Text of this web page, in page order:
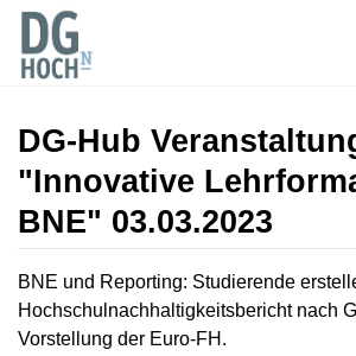
DG-Hub
"Innovative
BNE" 03.03.2023
Wechseln zu:Navigation,Suche
BNE und Reporting: Studierende
Hochschulnachhaltigkeitsbericht nach
Vorstellung der Euro-FH.